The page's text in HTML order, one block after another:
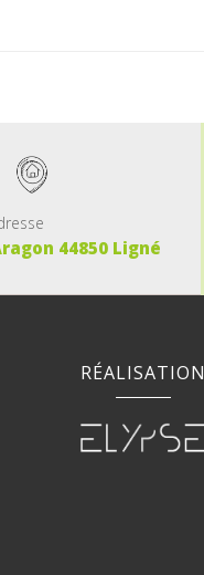
44850 Ligné
RÉALISATION